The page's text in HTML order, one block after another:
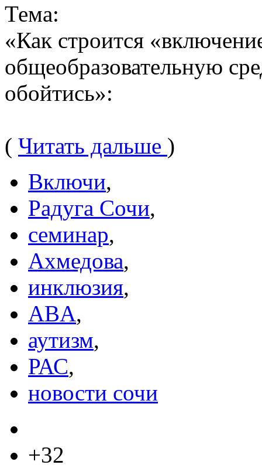
Тема:
«Как строится
общеобразовательную
обойтись»:
( Читать дальше )
Включи,
Радуга Сочи,
семинар,
Ахмедова,
инклюзия,
ABA,
аутизм,
РАС,
новости сочи
+32